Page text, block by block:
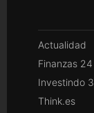
Actualidad
Finanzas 24
Investindo
Think.es